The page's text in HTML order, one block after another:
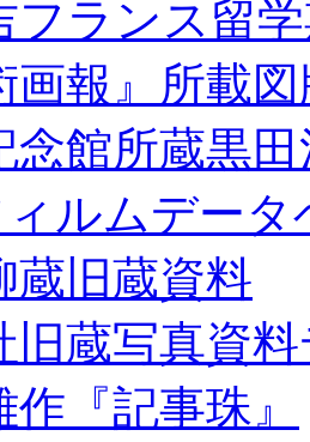
フランス留
画報』所載
念館所蔵黒
ルムデータ
蔵旧蔵資料
旧蔵写真資
『記事珠』